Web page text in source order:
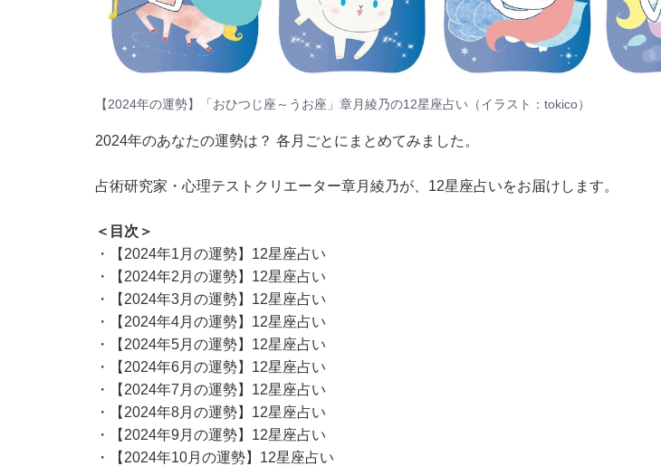
【2024年の運勢】「おひつじ座～うお座」章月綾乃の12星座占い（イラスト： tokico）
2024年のあなたの運勢は？ 各月ごとにまとめてみました。
占術研究家・心理テストクリエーター章月綾乃が、12星座占いをお届けします。
＜目次＞
・
【2024年1月の運勢】12星座占い
・
【2024年2月の運勢】12星座占い
・
【2024年3月の運勢】12星座占い
・
【2024年4月の運勢】12星座占い
・
【2024年5月の運勢】12星座占い
・
【2024年6月の運勢】12星座占い
・
【2024年7月の運勢】12星座占い
・
【2024年8月の運勢】12星座占い
・
【2024年9月の運勢】12星座占い
・
【2024年10月の運勢】12星座占い